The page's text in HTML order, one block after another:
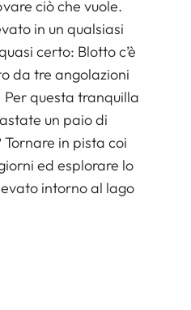
ciò che vuole.
in un qualsiasi
certo: Blotto c’è
da tre angolazioni
questa tranquilla
un paio di
in pista coi
ed esplorare lo
intorno al lago